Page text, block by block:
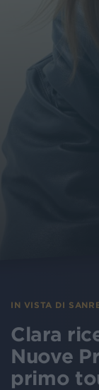
IN VISTA DI
Clara
Nuove
primo